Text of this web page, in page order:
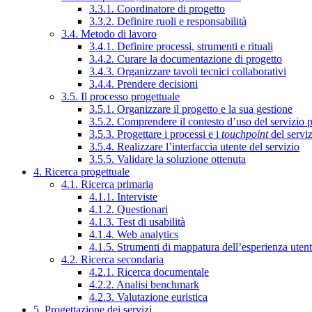
3.3.1. Coordinatore di progetto
3.3.2. Definire ruoli e responsabilità
3.4. Metodo di lavoro
3.4.1. Definire processi, strumenti e rituali
3.4.2. Curare la documentazione di progetto
3.4.3. Organizzare tavoli tecnici collaborativi
3.4.4. Prendere decisioni
3.5. Il processo progettuale
3.5.1. Organizzare il progetto e la sua gestione
3.5.2. Comprendere il contesto d’uso del servizio
3.5.3. Progettare i processi e i touchpointdel
3.5.4. Realizzare l’interfaccia utente del servizio
3.5.5. Validare la soluzione ottenuta
4. Ricerca progettuale
4.1. Ricerca primaria
4.1.1. Interviste
4.1.2. Questionari
4.1.3. Test di usabilità
4.1.4. Web analytics
4.1.5. Strumenti di mappatura dell’esperienza
4.2. Ricerca secondaria
4.2.1. Ricerca documentale
4.2.2. Analisi benchmark
4.2.3. Valutazione euristica
5. Progettazione dei servizi